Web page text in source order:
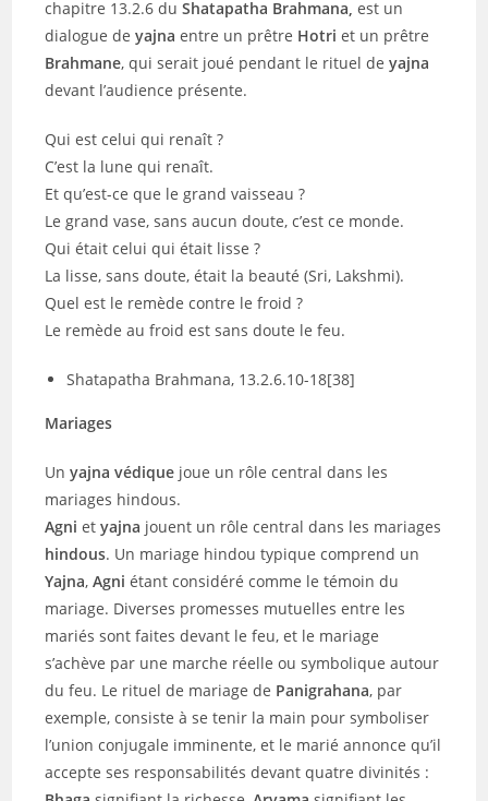
chapitre 13.2.6 duShatapatha Brahmana, est un
dialogue deyajna entre un prêtre Hotri et un prêtre
Brahmane, qui serait joué pendant le rituel deyajna
devant l’audience présente.
Qui est celui qui renaît ?
C’est la lune qui renaît.
Et qu’est-ce que le grand vaisseau ?
Le grand vase, sans aucun doute, c’est ce monde.
Qui était celui qui était lisse ?
La lisse, sans doute, était la beauté (Sri, Lakshmi).
Quel est le remède contre le froid ?
Le remède au froid est sans doute le feu.
Shatapatha Brahmana, 13.2.6.10-18[38]
Mariages
Unyajna védique joue un rôle central dans les
mariages hindous.
Agni etyajna jouent un rôle central dans les mariages
hindous. Un mariage hindou typique comprend un
Yajna,Agni étant considéré comme le témoin du
mariage. Diverses promesses mutuelles entre les
mariés sont faites devant le feu, et le mariage
s’achève par une marche réelle ou symbolique autour
du feu. Le rituel de mariage de Panigrahana, par
exemple, consiste à se tenir la main pour symboliser
l’union conjugale imminente, et le marié annonce qu’il
accepte ses responsabilités devant quatre divinités :